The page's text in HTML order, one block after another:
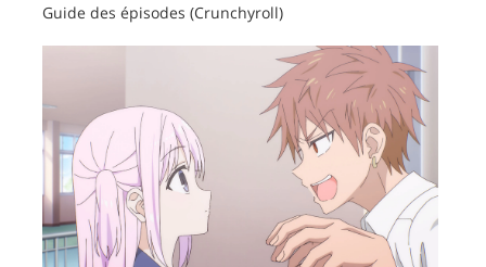
Guide des épisodes (Crunchyroll)